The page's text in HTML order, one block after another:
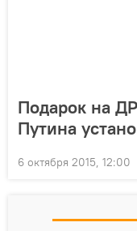
Подарок на
Путина
6 октября 2015, 12:00